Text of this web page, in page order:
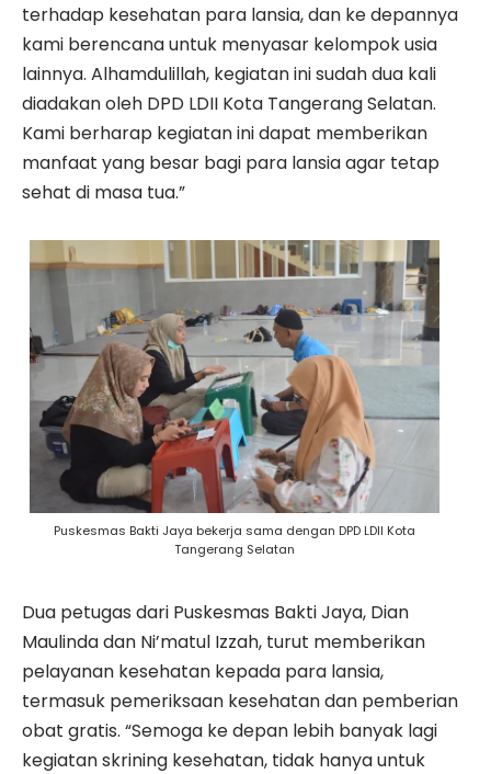
terhadap kesehatan para lansia, dan ke depannya
kami berencana untuk menyasar kelompok usia
lainnya. Alhamdulillah, kegiatan ini sudah dua kali
diadakan oleh DPD LDII Kota Tangerang Selatan.
Kami berharap kegiatan ini dapat memberikan
manfaat yang besar bagi para lansia agar tetap
sehat di masa tua.”
Puskesmas Bakti Jaya bekerja sama dengan DPD LDII Kota
Tangerang Selatan
Dua petugas dari Puskesmas Bakti Jaya, Dian
Maulinda dan Ni’matul Izzah, turut memberikan
pelayanan kesehatan kepada para lansia,
termasuk pemeriksaan kesehatan dan pemberian
obat gratis. “Semoga ke depan lebih banyak lagi
kegiatan skrining kesehatan, tidak hanya untuk